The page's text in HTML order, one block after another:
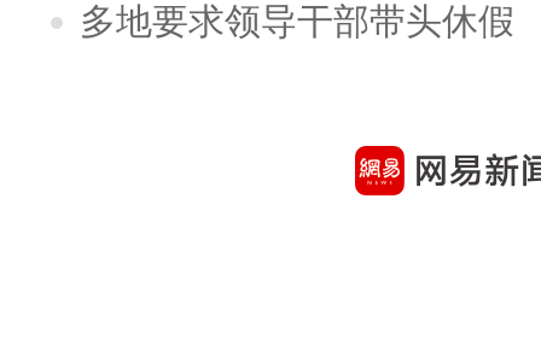
多地要求领导干部带头休假